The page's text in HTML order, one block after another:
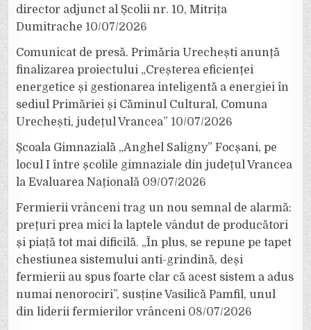
director adjunct al Școlii nr. 10, Mitrița
Dumitrache 10/07/2026
Comunicat de presă. Primăria Urechești anunță
finalizarea proiectului „Creșterea eficienței
energetice și gestionarea inteligentă a energiei în
sediul Primăriei și Căminul Cultural, Comuna
Urechești, județul Vrancea” 10/07/2026
Școala Gimnazială „Anghel Saligny” Focșani, pe
locul I între școlile gimnaziale din județul Vrancea
la Evaluarea Națională 09/07/2026
Fermierii vrânceni trag un nou semnal de alarmă:
prețuri prea mici la laptele vândut de producători
și piață tot mai dificilă. „În plus, se repune pe tapet
chestiunea sistemului anti-grindină, deși
fermierii au spus foarte clar că acest sistem a adus
numai nenorociri”, susține Vasilică Pamfil, unul
din liderii fermierilor vrânceni 08/07/2026